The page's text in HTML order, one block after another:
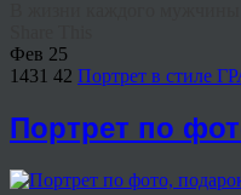
Фев 25
1431 42 Портрет в стиле
Портрет по